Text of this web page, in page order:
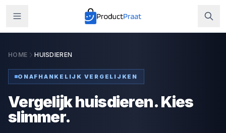
HOME HUISDIEREN
ONAFHANKELIJK VERGELIJKEN
Vergelijk huisdieren. Kies
slimmer.